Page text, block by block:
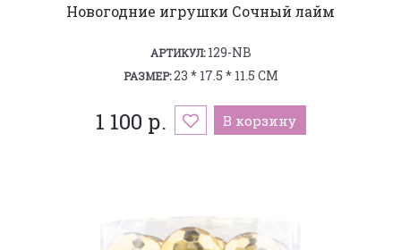
Новогодние игрушки Сочный лайм
АРТИКУЛ:129-NB
РАЗМЕР:23 * 17.5 * 11.5 СМ
1 100 р. В корзину